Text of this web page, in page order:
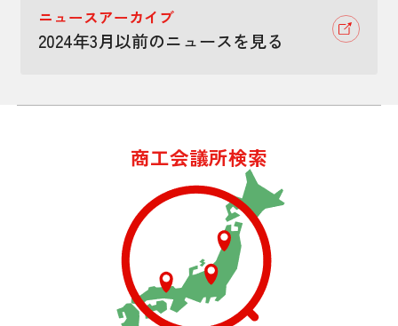
ニュースアーカイブ
2024年3月以前のニュースを見る
商工会議所検索